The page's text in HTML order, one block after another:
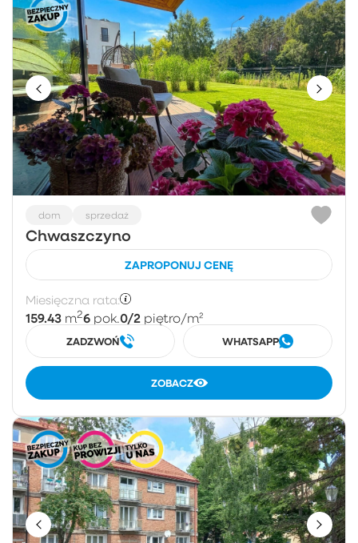
dom sprzedaż
Chwaszczyno
ZAPROPONUJ CENĘ
Miesięczna rata:
159.43 m26 pok.0/2 piętro/m²
ZADZWOŃ WHATSAPP
ZOBACZ